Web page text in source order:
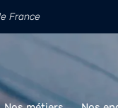
France